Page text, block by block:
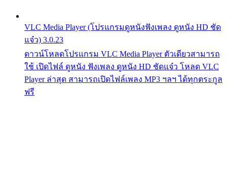
VLC Media Player (โปรแกรมดูหนังฟังเพลง ดูหนัง HD ชัด
แจ๋ว) 3.0.23
ดาวน์โหลดโปรแกรม VLC Media Player ตัวเดียวสามารถ
ใช้ เปิดไฟล์ ดูหนัง ฟังเพลง ดูหนัง HD ชัดแจ๋ว โหลด VLC
Player ล่าสุด สามารถเปิดไฟล์เพลง MP3 ฯลฯ ได้ทุกตระกูล
ฟรี